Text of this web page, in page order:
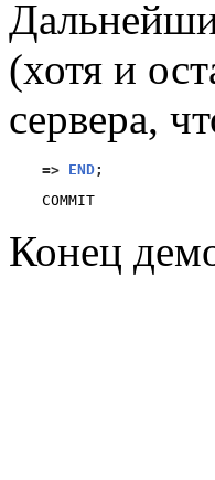
(хотя и
сервера,
=> END;
Конец